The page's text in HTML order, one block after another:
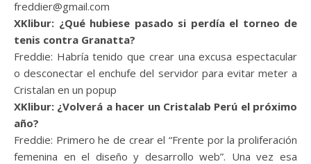
freddier@gmail.com
XKlibur: ¿Qué hubiese pasado si perdía el torneo de
tenis contra Granatta?
Freddie: Habría tenido que crear una excusa espectacular
o desconectar el enchufe del servidor para evitar meter a
Cristalan en un popup
XKlibur: ¿Volverá a hacer un Cristalab Perú el próximo
año?
Freddie: Primero he de crear el “Frente por la proliferación
femenina en el diseño y desarrollo web”. Una vez esa